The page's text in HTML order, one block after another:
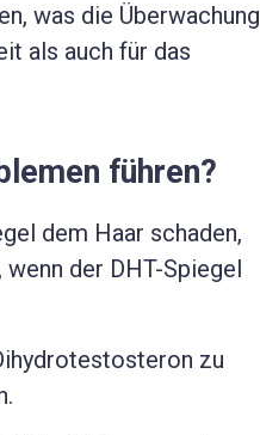
was die Überwachung
als auch für das
führen?
dem Haar schaden,
der DHT-Spiegel
zu